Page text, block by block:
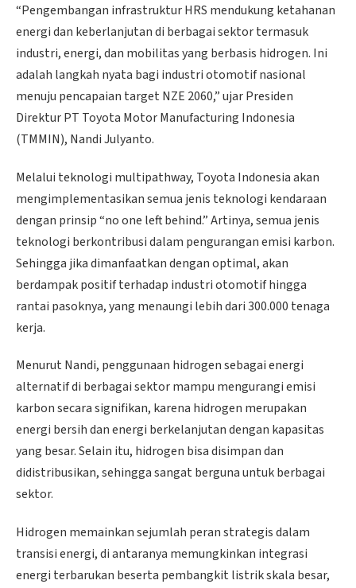
“Pengembangan infrastruktur HRS mendukung ketahanan
energi dan keberlanjutan di berbagai sektor termasuk
industri, energi, dan mobilitas yang berbasis hidrogen. Ini
adalah langkah nyata bagi industri otomotif nasional
menuju pencapaian target NZE 2060,” ujar Presiden
Direktur PT Toyota Motor Manufacturing Indonesia
(TMMIN), Nandi Julyanto.
Melalui teknologi multipathway, Toyota Indonesia akan
mengimplementasikan semua jenis teknologi kendaraan
dengan prinsip “no one left behind.” Artinya, semua jenis
teknologi berkontribusi dalam pengurangan emisi karbon.
Sehingga jika dimanfaatkan dengan optimal, akan
berdampak positif terhadap industri otomotif hingga
rantai pasoknya, yang menaungi lebih dari 300.000 tenaga
kerja.
Menurut Nandi, penggunaan hidrogen sebagai energi
alternatif di berbagai sektor mampu mengurangi emisi
karbon secara signifikan, karena hidrogen merupakan
energi bersih dan energi berkelanjutan dengan kapasitas
yang besar. Selain itu, hidrogen bisa disimpan dan
didistribusikan, sehingga sangat berguna untuk berbagai
sektor.
Hidrogen memainkan sejumlah peran strategis dalam
transisi energi, di antaranya memungkinkan integrasi
energi terbarukan beserta pembangkit listrik skala besar,